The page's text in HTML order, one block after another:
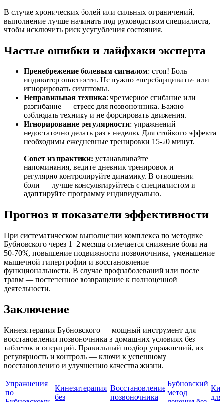
В случае хронических болей или сильных ограничений,
выполнение лучше начинать под руководством специалиста,
чтобы исключить риск усугубления состояния.
Частые ошибки и лайфхаки эксперта
Пренебрежение болевым сигналом: стоп! Боль —
индикатор опасности. Не нужно «перебарщивать» или
игнорировать симптомы.
Неправильная техника: чрезмерное сгибание или
разгибание — стресс для позвоночника. Важно
соблюдать технику и не форсировать движения.
Игнорирование регулярности: упражнений
недостаточно делать раз в неделю. Для стойкого эффекта
необходимы ежедневные тренировки 15-20 минут.
Совет из практики: устанавливайте
напоминания, ведите дневник тренировок и
регулярно контролируйте динамику. В отношении
боли — лучше консультируйтесь с специалистом и
адаптируйте программу индивидуально.
Прогноз и показатели эффективности
При систематическом выполнении комплекса по методике
Бубновского через 1–2 месяца отмечается снижение боли на
50-70%, повышение подвижности позвоночника, уменьшение
мышечной гипертрофии и восстановление
функциональности. В случае профзаболеваний или после
травм — постепенное возвращение к полноценной
деятельности.
Заключение
Кинезитерапия Бубновского — мощный инструмент для
восстановления позвоночника в домашних условиях без
таблеток и операций. Правильный подбор упражнений, их
регулярность и контроль — ключи к успешному
восстановлению и улучшению качества жизни.
Упражнения
по
Кинезитерапия
без
Восстановление
позвоночника
Бубновский
метод